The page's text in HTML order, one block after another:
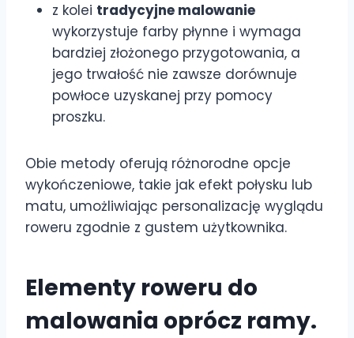
z kolei tradycyjne malowanie
wykorzystuje farby płynne i wymaga
bardziej złożonego przygotowania, a
jego trwałość nie zawsze dorównuje
powłoce uzyskanej przy pomocy
proszku.
Obie metody oferują różnorodne opcje
wykończeniowe, takie jak efekt połysku lub
matu, umożliwiając personalizację wyglądu
roweru zgodnie z gustem użytkownika.
Elementy roweru do
malowania oprócz ramy.